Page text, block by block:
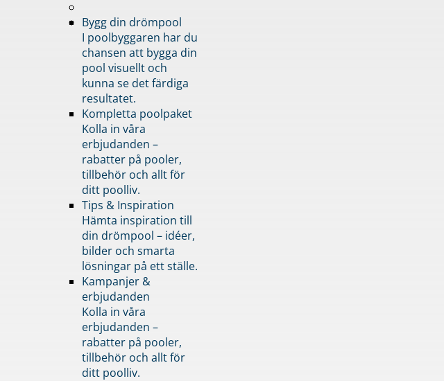
Bygg din drömpool
I poolbyggaren har du
chansen att bygga din
pool visuellt och
kunna se det färdiga
resultatet.
Kompletta poolpaket
Kolla in våra
erbjudanden –
rabatter på pooler,
tillbehör och allt för
ditt poolliv.
Tips & Inspiration
Hämta inspiration till
din drömpool – idéer,
bilder och smarta
lösningar på ett ställe.
Kampanjer &
erbjudanden
Kolla in våra
erbjudanden –
rabatter på pooler,
tillbehör och allt för
ditt poolliv.